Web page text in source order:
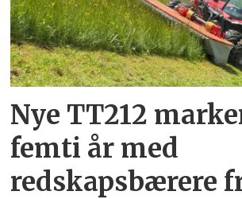
Nye TT212
femti år­ med
redskapsbærere